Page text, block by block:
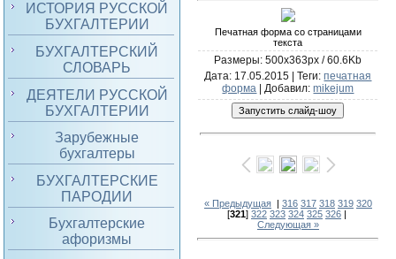
ИСТОРИЯ РУССКОЙ
БУХГАЛТЕРИИ
БУХГАЛТЕРСКИЙ
СЛОВАРЬ
ДЕЯТЕЛИ РУССКОЙ
БУХГАЛТЕРИИ
Зарубежные
бухгалтеры
БУХГАЛТЕРСКИЕ
ПАРОДИИ
Бухгалтерские
афоризмы
Печатная форма со страницами
текста
Размеры: 500x363px / 60.6Kb
Дата: 17.05.2015 |Теги:печатная
форма |Добавил:mikejum
« Предыдущая| 316 317 318 319 320
[321] 322 323 324 325 326|
Следующая »